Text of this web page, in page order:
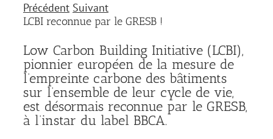
Précédent Suivant
LCBI reconnue par le GRESB !
Low Carbon Building Initiative (LCBI),
pionnier européen de la mesure de
l’empreinte carbone des bâtiments
sur l’ensemble de leur cycle de vie,
est désormais reconnue par le GRESB,
à l’instar du label BBCA.